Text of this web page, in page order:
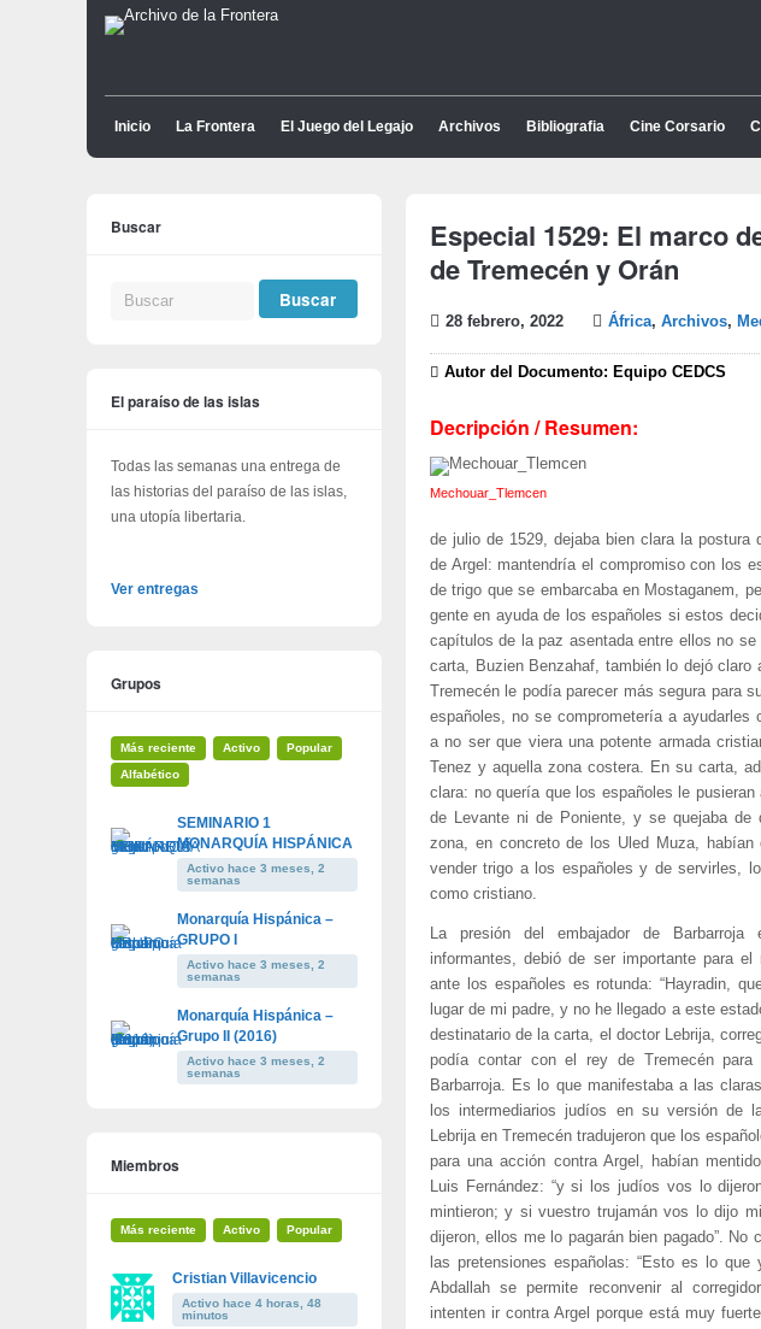
Inicio La Frontera El Juego del Legajo Archivos Bibliografia Cine Corsario
Especial 1529: El marco
de Tremecén y Orán
28 febrero, 2022 África, Archivos,
Autor del Documento: Equipo CEDCS
Decripción / Resumen:
Mechouar_Tlemcen
de julio de 1529, dejaba bien clara la
de Argel: mantendría el compromiso con los
de trigo que se embarcaba en Mostaganem,
gente en ayuda de los españoles si estos
capítulos de la paz asentada entre ellos no
carta, Buzien Benzahaf, también lo dejó claro
Tremecén le podía parecer más segura para
españoles, no se comprometería a ayudarles
a no ser que viera una potente armada
Tenez y aquella zona costera. En su carta,
clara: no quería que los españoles le
de Levante ni de Poniente, y se quejaba de
zona, en concreto de los Uled Muza,
vender trigo a los españoles y de servirles,
como cristiano.
La presión del embajador de Barbarroja
informantes, debió de ser importante para
ante los españoles es rotunda: “Hayradin,
lugar de mi padre, y no he llegado a este
destinatario de la carta, el doctor Lebrija,
podía contar con el rey de Tremecén para
Barbarroja. Es lo que manifestaba a las
los intermediarios judíos en su versión de
Lebrija en Tremecén tradujeron que los
para una acción contra Argel, habían
Luis Fernández: “y si los judíos vos lo
mintieron; y si vuestro trujamán vos lo dijo
dijeron, ellos me lo pagarán bien pagado”. No
las pretensiones españolas: “Esto es lo
Abdallah se permite reconvenir al
intenten ir contra Argel porque está muy
Buscar
El paraíso de las islas
Todas las semanas una entrega de
las historias del paraíso de las islas,
una utopía libertaria.
Ver entregas
Grupos
Más reciente Activo
Popular
Alfabético
SEMINARIO 1
MONARQUÍA HISPÁNICA
Activo hace 3 meses, 2
semanas
Monarquía Hispánica –
GRUPO I
Activo hace 3 meses, 2
semanas
Monarquía Hispánica –
Grupo II (2016)
Activo hace 3 meses, 2
semanas
Miembros
Más reciente Activo Popular
Cristian Villavicencio
Activo hace 4 horas, 48
minutos